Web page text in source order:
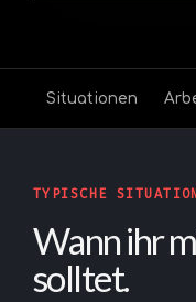
Situationen
TYPISCHE
Wann ihr
solltet.